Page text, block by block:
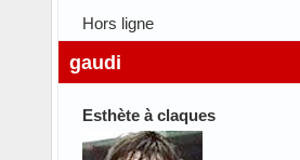
Hors ligne
gaudi
Esthète à claques